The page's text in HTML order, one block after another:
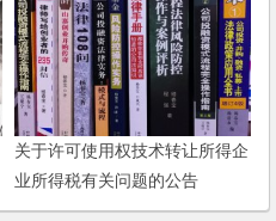
关于许可使用权技术转让所得企
业所得税有关问题的公告